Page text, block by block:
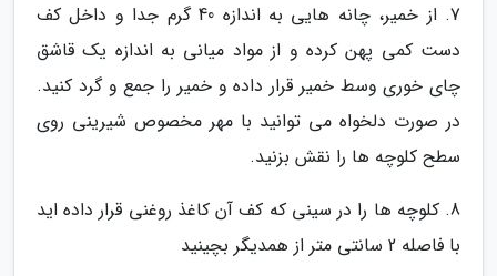
7. از خمیر، چانه هایی به اندازه 40 گرم جدا و داخل کف
دست کمی پهن کرده و از مواد میانی به اندازه یک قاشق
چای خوری وسط خمیر قرار داده و خمیر را جمع و گرد کنید.
در صورت دلخواه می توانید با مهر مخصوص شیرینی روی
سطح کلوچه ها را نقش بزنید.
8. کلوچه ها را در سینی که کف آن کاغذ روغنی قرار داده اید
با فاصله 2 سانتی متر از همدیگر بچینید